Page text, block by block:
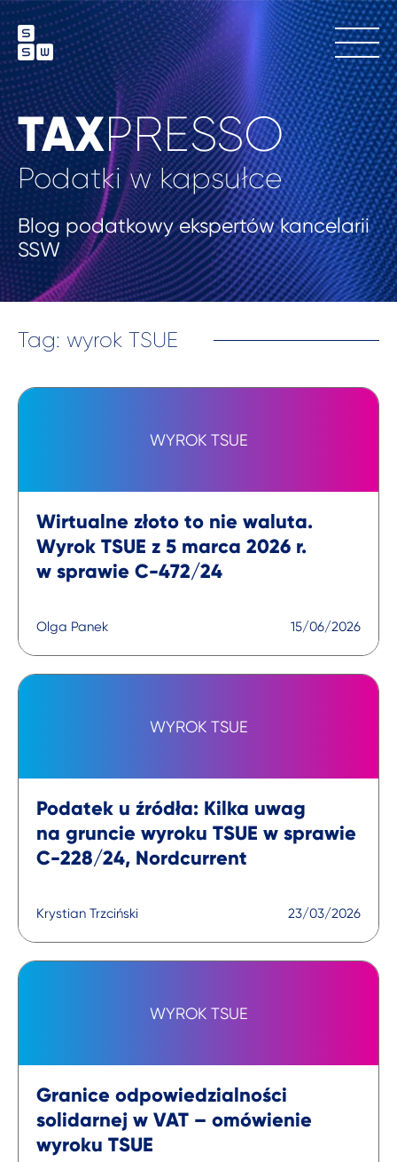
TAXPRESSO
Podatki w kapsułce
Blog podatkowy ekspertów kancelarii
SSW
Tag: wyrok TSUE
WYROK TSUE
Wirtualne złoto to nie waluta.
Wyrok TSUE z 5 marca 2026 r.
w sprawie C-472/24
Olga Panek 15/06/2026
WYROK TSUE
Podatek u źródła: Kilka uwag
na gruncie wyroku TSUE w sprawie
C-228/24, Nordcurrent
Krystian Trzciński 23/03/2026
WYROK TSUE
Granice odpowiedzialności
solidarnej w VAT – omówienie
wyroku TSUE